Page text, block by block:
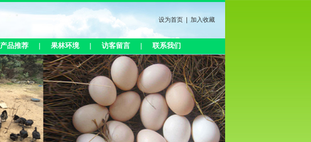
设为首页| 加入收藏
产品推荐 | 果林环境 | 访客留言 | 联系我们